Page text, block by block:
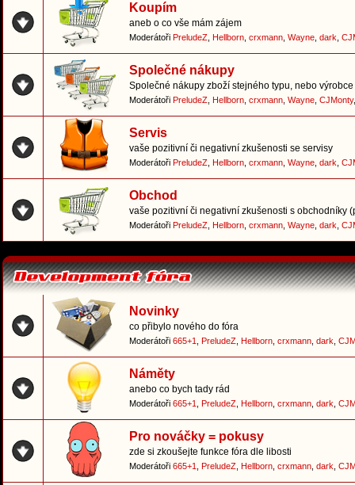
Koupím
aneb o co vše mám zájem
Moderátoři PreludeZ Hellborn crxmann Wayne dark
Společné nákupy
Společné nákupy zboží stejného typu, nebo
Moderátoři PreludeZ Hellborn crxmann Wayne CJMonty
Servis
vaše pozitivní či negativní zkušenosti se servisy
Moderátoři PreludeZ Hellborn crxmann Wayne dark
Obchod
vaše pozitivní či negativní zkušenosti s obchodníky
Moderátoři PreludeZ Hellborn crxmann Wayne dark
Novinky
co přibylo nového do fóra
Moderátoři 665+1 PreludeZ Hellborn crxmann dark
Náměty
anebo co bych tady rád
Moderátoři 665+1 PreludeZ Hellborn crxmann dark
Pro nováčky = pokusy
zde si zkoušejte funkce fóra dle libosti
Moderátoři 665+1 PreludeZ Hellborn crxmann dark